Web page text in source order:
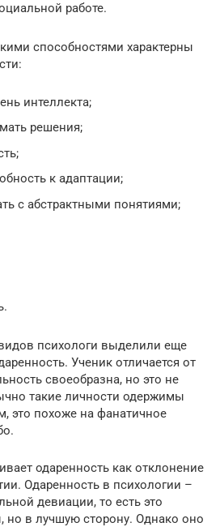
работе.
способностями характерны
интеллекта;
решения;
к адаптации;
с абстрактными понятиями;
психологи выделили еще
Ученик отличается от
своеобразна, но это не
такие личности одержимы
это похоже на фанатичное
одаренность как отклонение
Одаренность в психологии –
девиации, то есть это
но в лучшую сторону. Однако оно